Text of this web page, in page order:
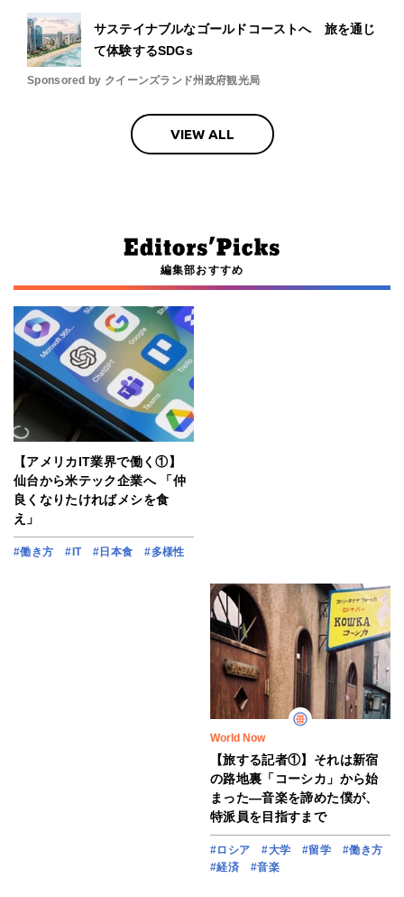
サステイナブルなゴールドコーストへ 旅を通じ
て体験するSDGs
Sponsored by クイーンズランド州政府観光局
VIEW ALL
編集部おすすめ
【アメリカIT業界で働く①】
仙台から米テック企業へ 「仲
良くなりたければメシを食
え」
#働き方 #IT #日本食 #多様性
World Now
【旅する記者①】それは新宿
の路地裏「コーシカ」から始
まった―音楽を諦めた僕が、
特派員を目指すまで
#ロシア #大学 #留学
#働き方
#経済
#音楽